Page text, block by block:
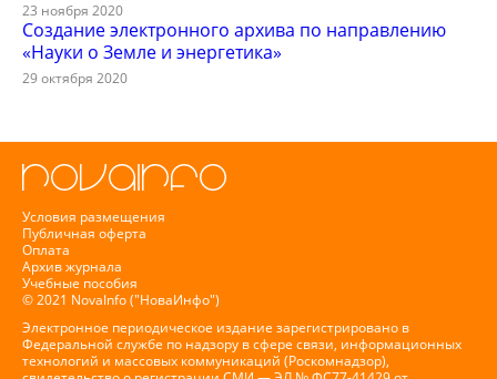
23 ноября 2020
Создание электронного архива по направлению
«Науки о Земле и энергетика»
29 октября 2020
Условия размещения
Публичная оферта
Оплата
Архив журнала
Учебные пособия
© 2021 NovaInfo ("НоваИнфо")
Электронное периодическое издание зарегистрировано в
Федеральной службе по надзору в сфере связи, информационных
технологий и массовых коммуникаций (Роскомнадзор),